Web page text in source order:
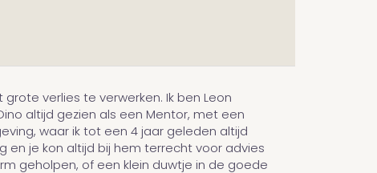
verlies te verwerken. Ik ben Leon
altijd gezien als een Mentor, met een
waar ik tot een 4 jaar geleden altijd
je kon altijd bij hem terrecht voor advies
geholpen, of een klein duwtje in de goede